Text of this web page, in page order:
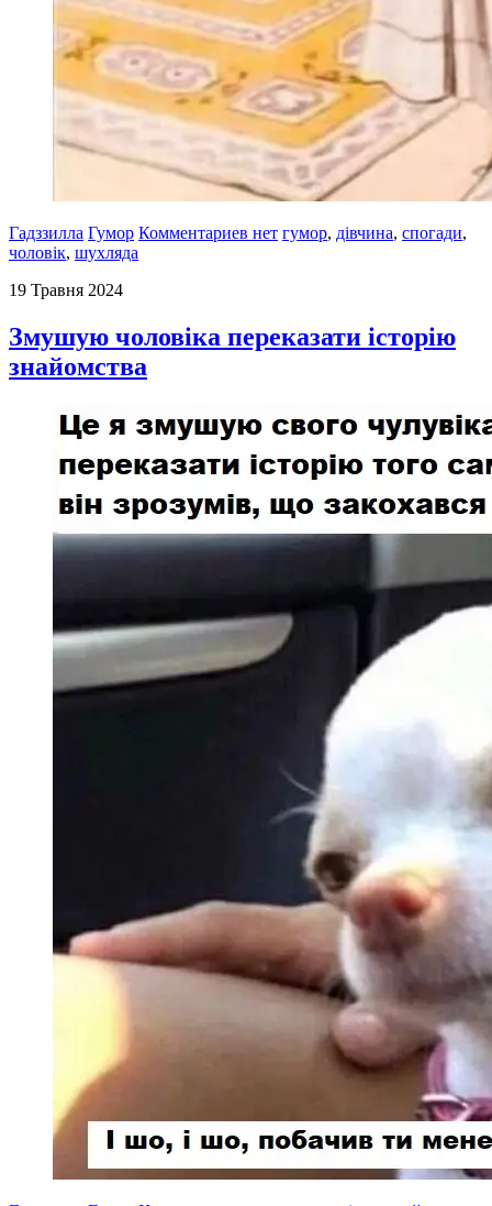
Гадззилла Гумор Комментариев нет гумор, дівчина, спогади,
чоловік, шухляда
19 Травня 2024
Змушую чоловіка переказати історію
знайомства